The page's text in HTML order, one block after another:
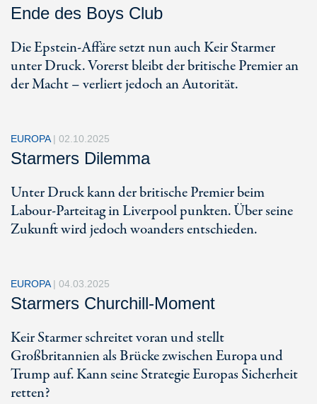
Ende des Boys Club
Die Epstein-Affäre setzt nun auch Keir Starmer
unter Druck. Vorerst bleibt der britische Premier an
der Macht – verliert jedoch an Autorität.
EUROPA | 02.10.2025
Starmers Dilemma
Unter Druck kann der britische Premier beim
Labour-Parteitag in Liverpool punkten. Über seine
Zukunft wird jedoch woanders entschieden.
EUROPA | 04.03.2025
Starmers Churchill-Moment
Keir Starmer schreitet voran und stellt
Großbritannien als Brücke zwischen Europa und
Trump auf. Kann seine Strategie Europas Sicherheit
retten?